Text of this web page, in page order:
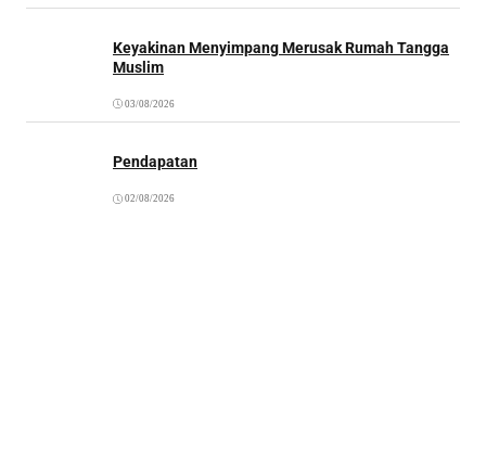
Keyakinan Menyimpang Merusak Rumah Tangga
Muslim
03/08/2026
Pendapatan
02/08/2026